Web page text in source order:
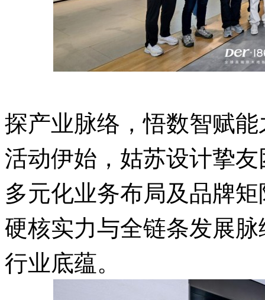
探产业脉络，悟数智赋
活动伊始，姑苏设计挚
多元化业务布局及品牌
硬核实力与全链条发展
行业底蕴。